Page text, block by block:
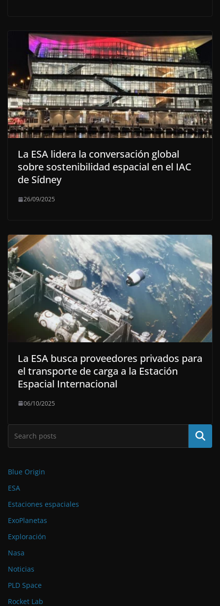
La ESA lidera la conversación global
sobre sostenibilidad espacial en el IAC
de Sídney
26/09/2025
La ESA busca proveedores privados para
el transporte de carga a la Estación
Espacial Internacional
06/10/2025
Buscar
Blue Origin
ESA
Estaciones espaciales
ExoPlanetas
Exploración
Nasa
Noticias
PLD Space
Rocket Lab